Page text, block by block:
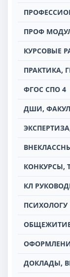
ПРОФ
КУРСОВЫЕ
ПРАКТИКА,
ФГОС СПО 4
ДШИ,
КОНКУРСЫ,
КЛ
ПСИХОЛОГУ
ДОКЛАДЫ,